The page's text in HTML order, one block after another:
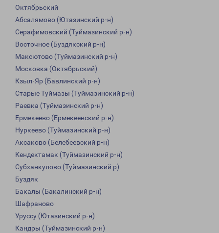
Октябрьский
Абсалямово (Ютазинский р-н)
Серафимовский (Туймазинский р-н)
Восточное (Буздякский р-н)
Максютово (Туймазинский р-н)
Московка (Октябрьский)
Кзыл-Яр (Бавлинский р-н)
Старые Туймазы (Туймазинский р-н)
Раевка (Туймазинский р-н)
Ермекеево (Ермекеевский р-н)
Нуркеево (Туймазинский р-н)
Аксаково (Белебеевский р-н)
Кендектамак (Туймазинский р-н)
Субханкулово (Туймазинский р)
Буздяк
Бакалы (Бакалинский р-н)
Шафраново
Уруссу (Ютазинский р-н)
Кандры (Туймазинский р-н)